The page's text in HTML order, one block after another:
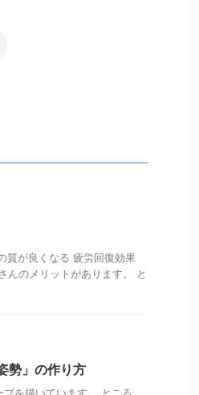
質が良くなる 疲労回復効果
んのメリットがあります。 と
勢」の作り方